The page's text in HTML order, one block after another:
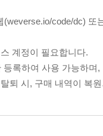
code/dc)
계정이 필요합니다.
록하여 사용 가능하며
퇴 시, 구매 내역이 복